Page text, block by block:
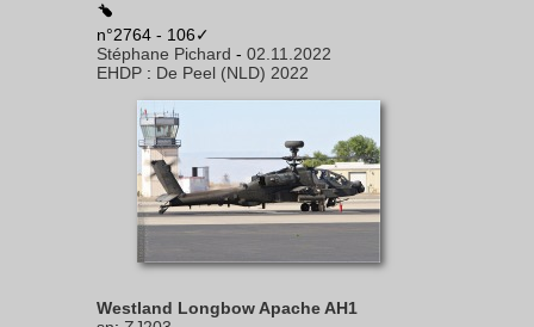
n°2764 - 106✓
Stéphane Pichard - 02.11.2022
EHDP : De Peel (NLD) 2022
Westland Longbow Apache AH1